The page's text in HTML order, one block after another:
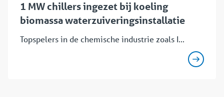
1 MW chillers ingezet bij koeling
biomassa waterzuiveringsinstallatie
Topspelers in de chemische industrie zoals I...